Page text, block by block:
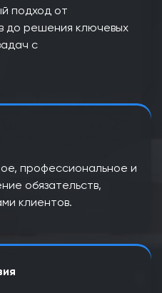
подход от
до решения ключевых
с
профессиональное и
обязательств,
клиентов.